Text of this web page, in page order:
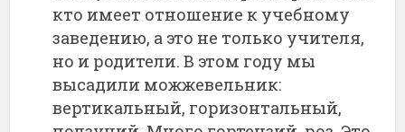
кто имеет отношение к учебному
заведению, а это не только учителя,
но и родители. В этом году мы
высадили можжевельник:
вертикальный, горизонтальный,